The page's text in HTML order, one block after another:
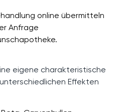
online übermitteln
Anfrage
eigene charakteristische
Effekten